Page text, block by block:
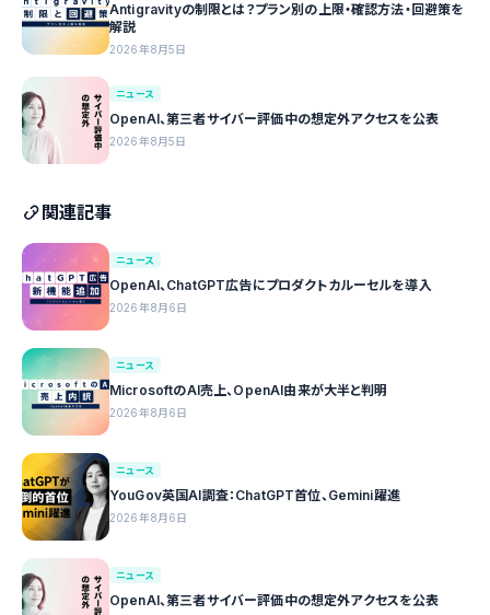
Antigravityの制限とは？プラン別の上限・確認方法・回避策を
解説
2026年8月5日
ニュース
OpenAI、第三者サイバー評価中の想定外アクセスを公表
2026年8月5日
関連記事
ニュース
OpenAI、ChatGPT広告にプロダクトカルーセルを導入
2026年8月6日
ニュース
MicrosoftのAI売上、OpenAI由来が大半と判明
2026年8月6日
ニュース
YouGov英国AI調査：ChatGPT首位、Gemini躍進
2026年8月6日
ニュース
OpenAI、第三者サイバー評価中の想定外アクセスを公表